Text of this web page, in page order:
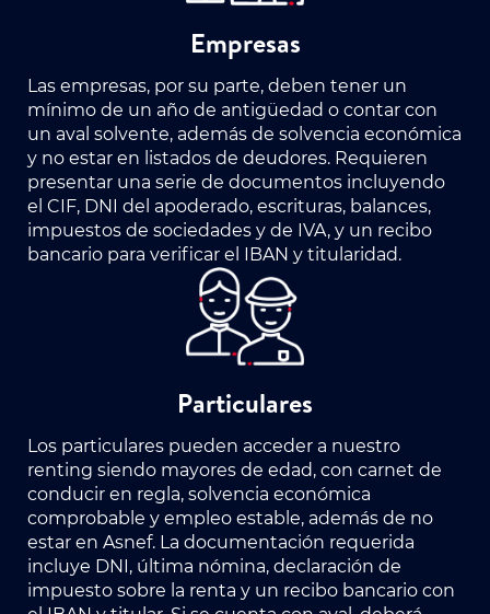
Empresas
Las empresas, por su parte, deben tener un
mínimo de un año de antigüedad o contar con
un aval solvente, además de solvencia económica
y no estar en listados de deudores. Requieren
presentar una serie de documentos incluyendo
el CIF, DNI del apoderado, escrituras, balances,
impuestos de sociedades y de IVA, y un recibo
bancario para verificar el IBAN y titularidad.
Particulares
Los particulares pueden acceder a nuestro
renting siendo mayores de edad, con carnet de
conducir en regla, solvencia económica
comprobable y empleo estable, además de no
estar en Asnef. La documentación requerida
incluye DNI, última nómina, declaración de
impuesto sobre la renta y un recibo bancario con